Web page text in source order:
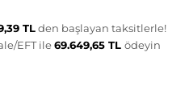
TLden başlayan taksitlerle!
EFT ile69.649,65 TL ödeyin